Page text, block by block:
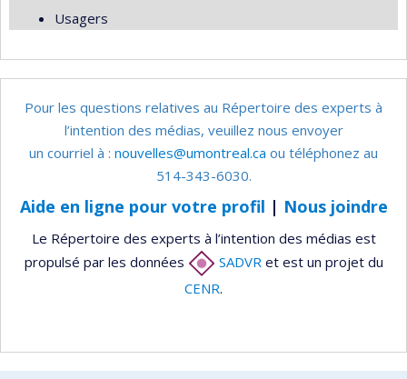
Usagers
Pour les questions relatives au Répertoire des experts à
l’intention des médias, veuillez nous envoyer
un courriel à : nouvelles@umontreal.ca ou téléphonez au
514-343-6030.
Aide en ligne pour votre profil | Nous joindre
Le Répertoire des experts à l’intention des médias est
propulsé par les données
SADVR et est un projet du
CENR.